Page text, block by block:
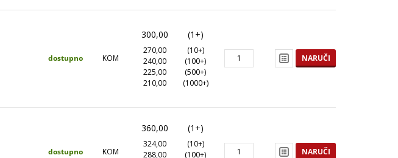
dostupno KOM
300,00 (1+)
270,00
(10+)
240,00
(100+)
225,00
(500+)
210,00
(1000+)
NARUČI
dostupno KOM
360,00 (1+)
324,00
(10+)
288,00
(100+)
NARUČI